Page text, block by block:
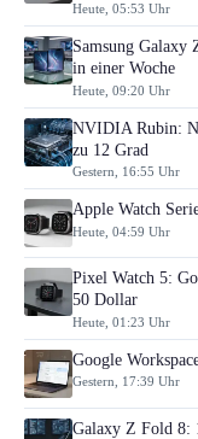
Heute, 05:53 Uhr
Samsung
in einer Woche
Heute, 09:20 Uhr
NVIDIA Rubin:
zu 12 Grad
Gestern, 16:55 Uhr
Apple Watch
Heute, 04:59 Uhr
Pixel Watch 5:
50 Dollar
Heute, 01:23 Uhr
Google
Gestern, 17:39 Uhr
Galaxy Z Fold 8: